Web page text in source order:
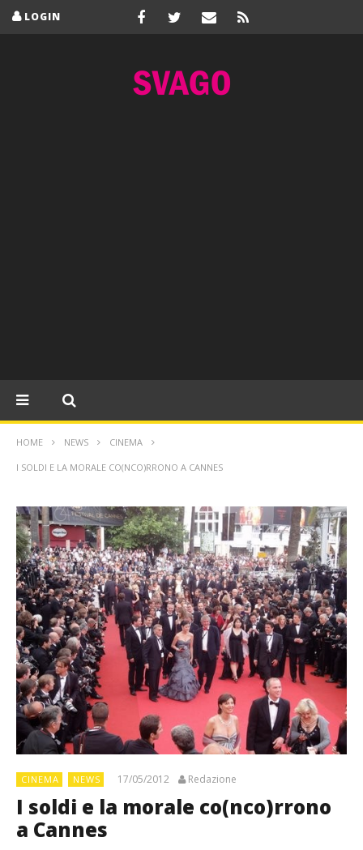
LOGIN
HOME NEWS CINEMA
I SOLDI E LA MORALE CO(NCO)RRONO A CANNES
CINEMA NEWS 17/05/2012 Redazione
I soldi e la morale co(nco)rrono
a Cannes